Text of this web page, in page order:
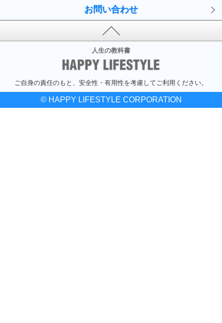
お問い合わせ
人生の教科書
ご自身の責任のもと、安全性・有用性を考慮してご利用ください。
© HAPPY LIFESTYLE CORPORATION